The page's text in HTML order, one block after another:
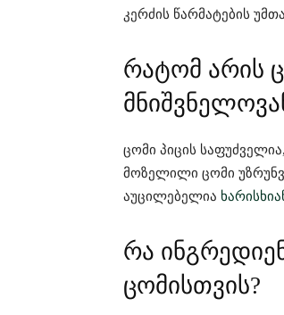
კერძის წარმატების
რატომ არის
ცომი პიცის
მოზელილი ცომი
აუცილებელია
რა
ცომისთვის?